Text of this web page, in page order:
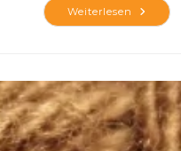
Weiterlesen Die
Ideale